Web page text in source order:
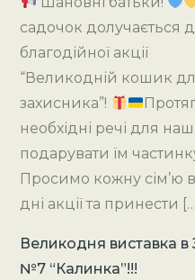
садочок долучається
благодійної акції
“Великодній кошик
захисника”!
необхідні речі для
подарувати їм
Просимо кожну сім’ю
дні акції та принести […]
Великодня виставка
№7 “Калинка”!!!